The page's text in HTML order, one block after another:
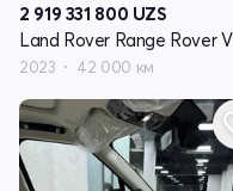
2 919 331 800 UZS
2023 42 000 км